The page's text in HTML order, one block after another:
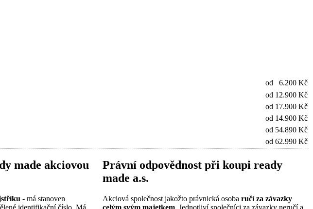
od 6.200 Kč
od 12.900 Kč
od 17.900 Kč
od 14.900 Kč
od 54.890 Kč
od 62.990 Kč
made akciovou
- má stanoven
identifikační číslo. Má
Právní odpovědnost při koupi ready
made a.s.
Akciová společnost jakožto právnická osobaručí za závazky
celým svým majetkem. Jednotliví společníci za závazky neručí a